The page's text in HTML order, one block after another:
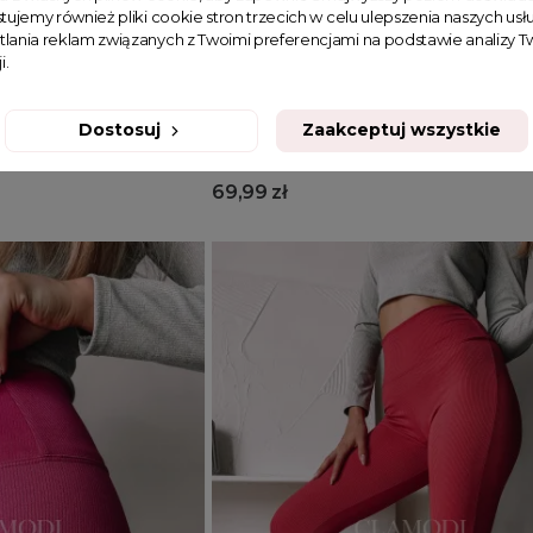
Dodaj do koszyka
jasnobeżowe Prążkowane legginsy Audrey
69,99 zł
również pliki cookie stron trzecich w celu ulepszenia naszych
reklam związanych z Twoimi preferencjami na podstawie analizy
Dostosuj Zaakceptuj wszystkie